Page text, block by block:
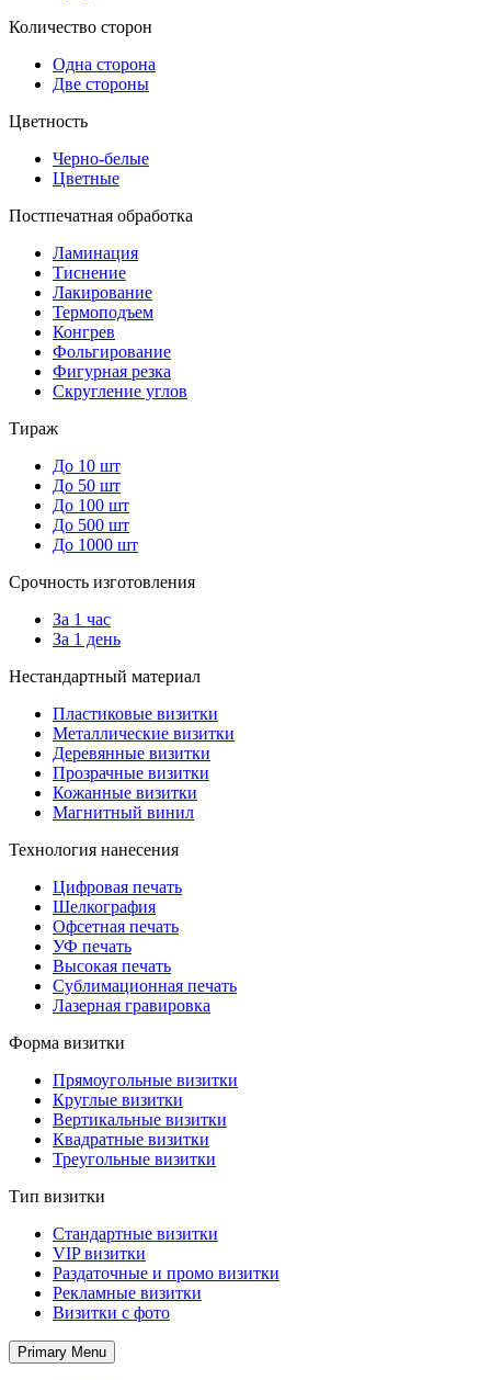
Количество сторон
Одна сторона
Две стороны
Цветность
Черно-белые
Цветные
Постпечатная обработка
Ламинация
Тиснение
Лакирование
Термоподъем
Конгрев
Фольгирование
Фигурная резка
Скругление углов
Тираж
До 10 шт
До 50 шт
До 100 шт
До 500 шт
До 1000 шт
Срочность изготовления
За 1 час
За 1 день
Нестандартный материал
Пластиковые визитки
Металлические визитки
Деревянные визитки
Прозрачные визитки
Кожанные визитки
Магнитный винил
Технология нанесения
Цифровая печать
Шелкография
Офсетная печать
УФ печать
Высокая печать
Сублимационная печать
Лазерная гравировка
Форма визитки
Прямоугольные визитки
Круглые визитки
Вертикальные визитки
Квадратные визитки
Треугольные визитки
Тип визитки
Стандартные визитки
VIP визитки
Раздаточные и промо визитки
Рекламные визитки
Визитки с фото
Primary Menu